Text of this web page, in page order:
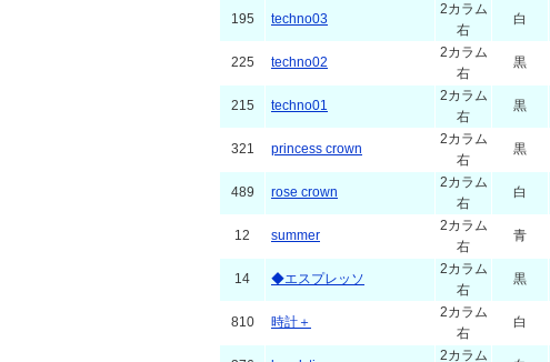
195 techno03
2カラム
右
白
225 techno02
2カラム
右
黒
215 techno01
2カラム
右
黒
321 princess crown
2カラム
右
黒
489 rose crown
2カラム
右
白
12 summer
2カラム
右
青
14 ◆エスプレッソ
2カラム
右
黒
810 時計＋
2カラム
右
白
2カラム